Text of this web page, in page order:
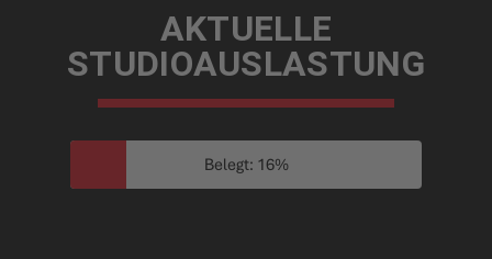
AKTUELLE
STUDIOAUSLASTUNG
Belegt: 16%